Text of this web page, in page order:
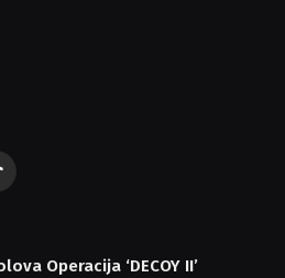
Operacija ‘DECOY II’